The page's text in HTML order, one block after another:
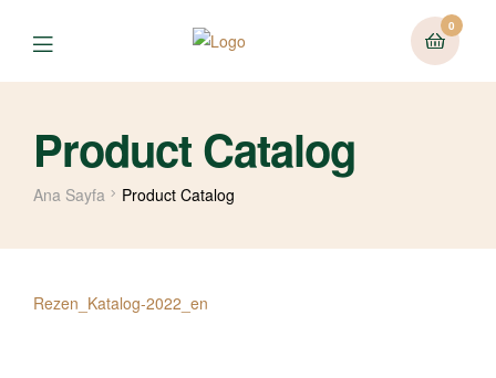
0
Menu
Product Catalog
Ana Sayfa Product Catalog
Rezen_Katalog-2022_en